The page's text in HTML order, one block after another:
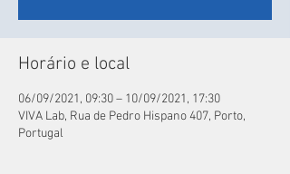
Horário e local
06/09/2021, 09:30 – 10/09/2021, 17:30
VIVA Lab, Rua de Pedro Hispano 407, Porto,
Portugal